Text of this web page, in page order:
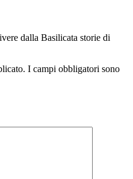
dalla Basilicata storie di
I campi obbligatori sono